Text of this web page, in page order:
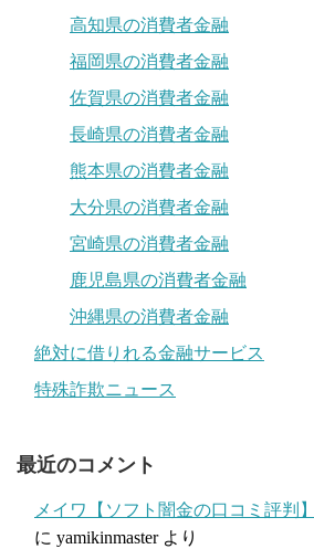
高知県の消費者金融
福岡県の消費者金融
佐賀県の消費者金融
長崎県の消費者金融
熊本県の消費者金融
大分県の消費者金融
宮崎県の消費者金融
鹿児島県の消費者金融
沖縄県の消費者金融
絶対に借りれる金融サービス
特殊詐欺ニュース
最近のコメント
メイワ【ソフト闇金の口コミ評判
に yamikinmasterより